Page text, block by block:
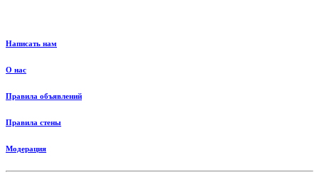
Написать нам
О нас
Правила объявлений
Правила стены
Модерация